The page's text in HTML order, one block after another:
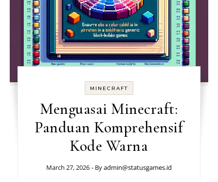
MINECRAFT
Menguasai Minecraft:
Panduan Komprehensif
Kode Warna
March 27, 2026 - Byadmin@statusgames.id